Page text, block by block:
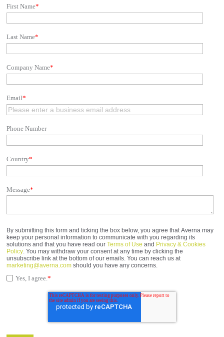
First Name*
Last Name*
Company Name*
Email*
Phone Number
Country*
Message*
By submitting this form and ticking the box below, you agree that Averna may
keep your personal information to communicate with you regarding its
solutions and that you have read ourTerms of Use and Privacy & Cookies
Policy. You may withdraw your consent at any time by clicking the
unsubscribe link at the bottom of our emails. You can reach us at
marketing@averna.com should you have any concerns.
Yes, I agree.*